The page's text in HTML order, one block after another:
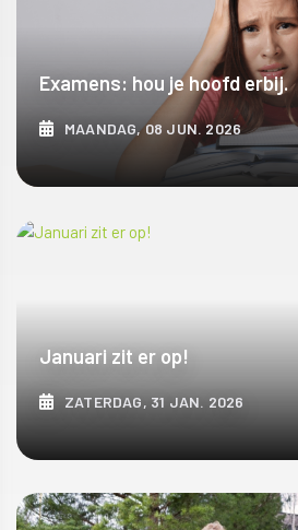
Examens: hou je hoofd erbij.
MAANDAG, 08 JUN. 2026
Januari zit er op!
ZATERDAG, 31 JAN. 2026
ONTDEK MEER